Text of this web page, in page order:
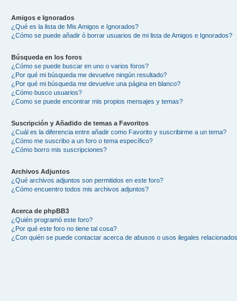
Amigos e Ignorados
¿Qué es la lista de Mis Amigos e Ignorados?
¿Cómo se puede añadir ó borrar usuarios de mi lista de Amigos e Ignorados?
Búsqueda en los foros
¿Cómo se puede buscar en uno o varios foros?
¿Por qué mi búsqueda me devuelve ningún resultado?
¿Por qué mi búsqueda me devuelve una página en blanco?
¿Cómo busco usuarios?
¿Como se puede encontrar mis propios mensajes y temas?
Suscripción y Añadido de temas a Favoritos
¿Cuál es la diferencia entre añadir como Favorito y suscribirme a un tema?
¿Cómo me suscribo a un foro o tema específico?
¿Cómo borro mis suscripciones?
Archivos Adjuntos
¿Qué archivos adjuntos son permitidos en este foro?
¿Cómo encuentro todos mis archivos adjuntos?
Acerca de phpBB3
¿Quién programó este foro?
¿Por qué este foro no tiene tal cosa?
¿Con quién se puede contactar acerca de abusos o usos ilegales